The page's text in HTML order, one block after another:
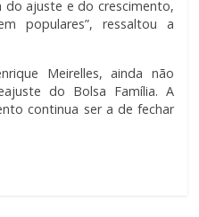
ajuste e do crescimento,
populares”, ressaltou a
Meirelles, ainda não
do Bolsa Família. A
continua ser a de fechar